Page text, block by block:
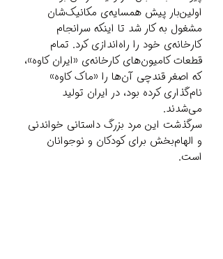
اولین‌بار پیش همسایه‌ی مکانیک‌شان
مشغول به کار شد تا اینکه سرانجام
کارخانه‌ی خود را راه‌اندازی کرد. تمام
قطعات کامیون‌های کارخانه‌ی «ایران کاوه»،
که اصغر قندچی آن‌ها را «ماک کاوه»
نام‌گذاری کرده بود، در ایران تولید
می‌شدند.
سرگذشت این مرد بزرگ داستانی خواندنی
و الهام‌بخش برای کودکان و نوجوانان
است.